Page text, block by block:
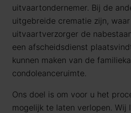
uitvaartondernemer. Bij de
uitgebreide crematie zijn,
uitvaartverzorger de
een afscheidsdienst
kunnen maken van de
condoleanceruimte.
Ons doel is om voor u het
mogelijk te laten verlopen. Wij